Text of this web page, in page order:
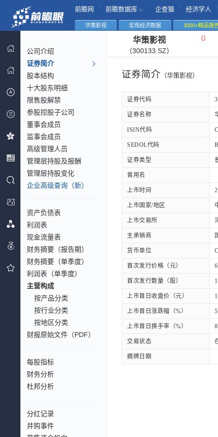
前瞻网 前瞻数据库 企查猫 经济学人
华策影视 宏观经济数据 3000+精品报
公司介绍
证券简介
股本结构
十大股东明细
限售股解禁
参股控股子公司
董事会成员
监事会成员
高级管理人员
管理层持股及报酬
管理层持股变化
企业高级查询（新）
资产负债表
利润表
现金流量表
财务摘要（报告期）
财务摘要（单季度）
利润表（单季度）
主营构成
按产品分类
按行业分类
按地区分类
财报原始文件（PDF）
每股指标
财务分析
杜邦分析
分红记录
并购事件
华策影视
（300133.SZ）
（）
证券简介 （华策影视）
证券代码
证券名称
ISIN代码
SEDOL代码
证券类型
曾用名
上市时间
上市国家/地区
上市交易所
主承销商
货币单位
首次发行价格（元）
首次发行数量（股）
上市首日收盘价（元）
上市首日涨跌幅（%）
上市首日换手率（%）
交易状态
摘牌日期